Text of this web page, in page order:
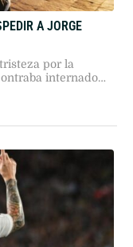
A JORGE
por la
internado